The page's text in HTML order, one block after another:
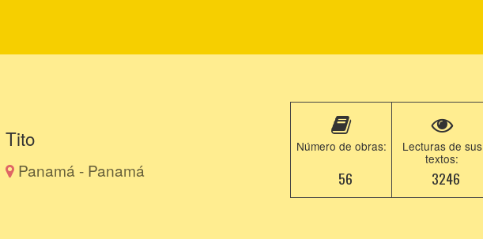
Tito
Panamá - Panamá
Número de obras:
56
Lecturas de sus
textos:
3246